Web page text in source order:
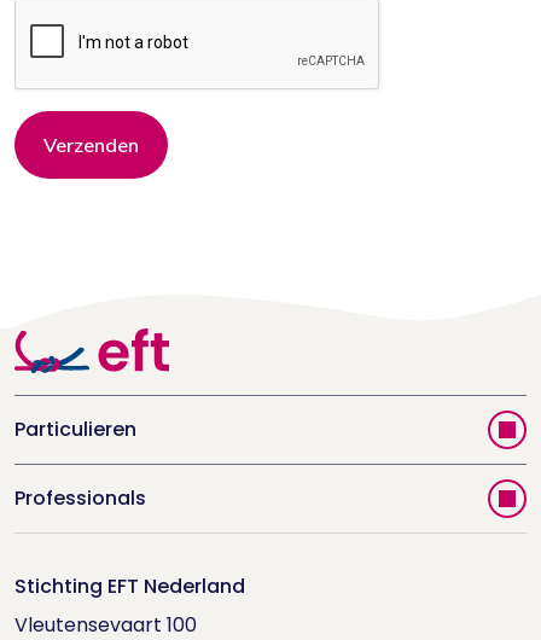
Verzenden
Particulieren
Vind jouw therapeut
Videoportal
Doe de relatietest
Houd me Vast-bijeenkomsten
Professionals
Trainingen
Stichting EFT Nederland
Vleutensevaart 100